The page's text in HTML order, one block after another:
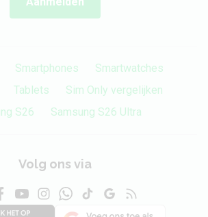
Smartphones
Smartwatches
Tablets
Sim Only vergelijken
S26
Samsung S26 Ultra
Volg ons via